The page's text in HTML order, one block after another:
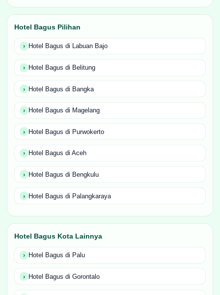
Hotel Bagus Pilihan
Hotel Bagus di Labuan Bajo
Hotel Bagus di Belitung
Hotel Bagus di Bangka
Hotel Bagus di Magelang
Hotel Bagus di Purwokerto
Hotel Bagus di Aceh
Hotel Bagus di Bengkulu
Hotel Bagus di Palangkaraya
Hotel Bagus Kota Lainnya
Hotel Bagus di Palu
Hotel Bagus di Gorontalo